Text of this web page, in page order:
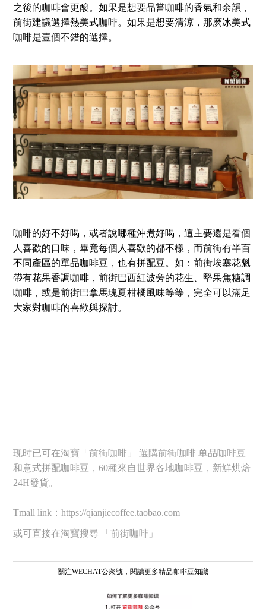
之後的咖啡會更酸。如果是想要品嘗咖啡的香氣和余韻，
前街建議選擇熱美式咖啡。如果是想要清涼，那麽冰美式
咖啡是壹個不錯的選擇。
咖啡的好不好喝，或者說哪種沖煮好喝，這主要還是看個
人喜歡的口味，畢竟每個人喜歡的都不樣，而前街有半百
不同產區的單品咖啡豆，也有拼配豆。如：前街埃塞花魁
帶有花果香調咖啡，前街巴西紅波旁的花生、堅果焦糖調
咖啡，或是前街巴拿馬瑰夏柑橘風味等等，完全可以滿足
大家對咖啡的喜歡與探討。
现时已可在淘寶「前街咖啡」 選購前街咖啡 单品咖啡豆
和意式拼配咖啡豆，60種來自世界各地咖啡豆，新鮮烘焙
24H發貨。
Tmall link：https://qianjiecoffee.taobao.com
或可直接在淘寶搜尋 「前街咖啡」
關注WECHAT公衆號，閱讀更多精品咖啡豆知識